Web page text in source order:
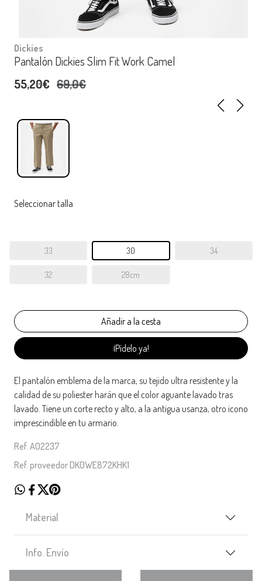
Dickies
Pantalón Dickies Slim Fit Work Camel
55,20€ 69,0€
Seleccionar talla
33 30 34
32 28cm
¡Pídelo ya!
El pantalón emblema de la marca, su tejido ultra resistente y la
calidad de su poliester harán que el color aguante lavado tras
lavado. Tiene un corte recto y alto, a la antigua usanza, otro icono
imprescindible en tu armario.
Ref. A02237
Ref. proveedor DK0WE872KHK1
Material
Info. Envío